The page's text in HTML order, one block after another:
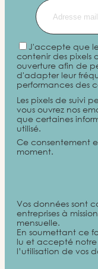
J'accepte que
contenir des pixels
ouverture afin de
d'adapter leur
performances des
Les pixels de suivi
vous ouvrez nos
que certaines
utilisé.
Ce consentement
moment.
Vos données sont
entreprises à
mensuelle.
En soumettant ce
lu et accepté notre
l’utilisation de vos